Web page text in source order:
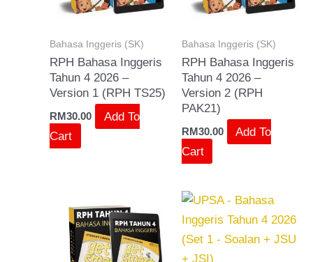
Bahasa Inggeris (SK)
RPH Bahasa Inggeris
Tahun 4 2026 –
Version 1 (RPH TS25)
RM30.00
Add To
Cart
Bahasa Inggeris (SK)
RPH Bahasa Inggeris
Tahun 4 2026 –
Version 2 (RPH
PAK21)
RM30.00
Add To
Cart